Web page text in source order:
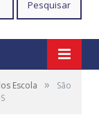
Escola »
São